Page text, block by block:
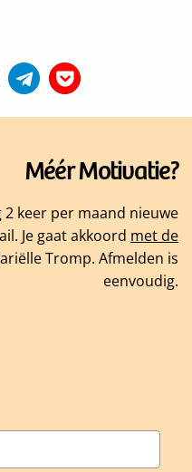
Méér Motivatie?
keer per maand nieuwe
Je gaat akkoord met de
Tromp. Afmelden is
eenvoudig.